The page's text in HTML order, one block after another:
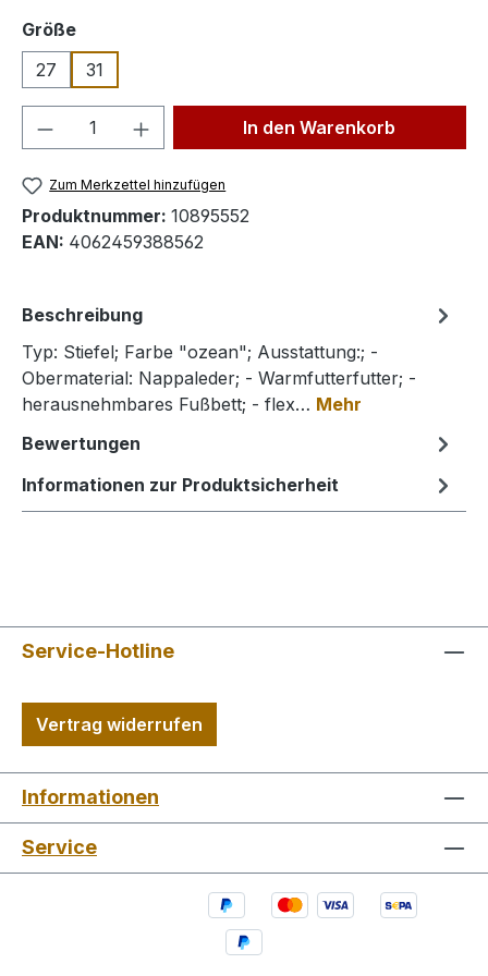
Größeauswählen
27
31
Produkt Anzahl: Gib denIn den Warenkorb
Zum Merkzettel hinzufügen
Produktnummer: 10895552
EAN: 4062459388562
Beschreibung
Typ: Stiefel; Farbe "ozean"; Ausstattung:; -
Obermaterial: Nappaleder; - Warmfutterfutter; -
herausnehmbares Fußbett; - flex… Mehr
Bewertungen
Informationen zur Produktsicherheit
Service-Hotline
Vertrag widerrufen
Informationen
Service